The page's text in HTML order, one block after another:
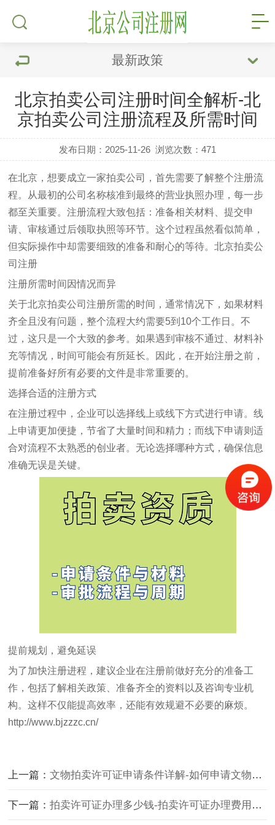
最新政策
北京拍卖公司注册时间全解析-北
京拍卖公司注册流程及所需时间
发布日期：2025-11-26 浏览次数：471
在北京，想要成立一家拍卖公司，首先需要了解整个注册流
程。从最初的公司名称核准到最终的营业执照办理，每一步
都至关重要。注册流程大致包括：准备相关材料、提交申
请、审核通过后领取执照等环节。这个过程虽然看似简单，
但实际操作中却需要细致的准备和耐心的等待。北京拍卖公
司注册
注册所需时间因情况而异
关于北京拍卖公司注册所需的时间，通常情况下，如果材料
齐全且没有问题，整个流程大约需要5到10个工作日。不
过，这只是一个大致的参考。如果遇到审核不通过、材料补
充等情况，时间可能会有所延长。因此，在开始注册之前，
提前准备好所有必要的文件是非常重要的。
选择合适的注册方式
在注册过程中，企业可以选择线上或线下方式进行申请。线
上申请更加便捷，节省了大量时间和精力；而线下申请则适
合对流程不太熟悉的创业者。无论选择哪种方式，确保信息
准确无误是关键。
提前规划，避免延误
为了加快注册进程，建议企业在注册前做好充分的准备工
作，包括了解相关政策、准备齐全的资料以及咨询专业机
构。这样不仅能提高效率，还能有效规避不必要的麻烦。
http://www.bjzzzc.cn/
上一篇：文物拍卖许可证申请条件详解-如何申请文物拍卖许可证及所需材料
下一篇：拍卖许可证办理多少钱-拍卖许可证办理费用及流程详解